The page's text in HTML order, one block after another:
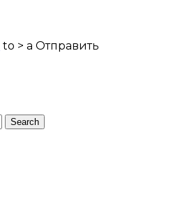
to > a Отправить
Search